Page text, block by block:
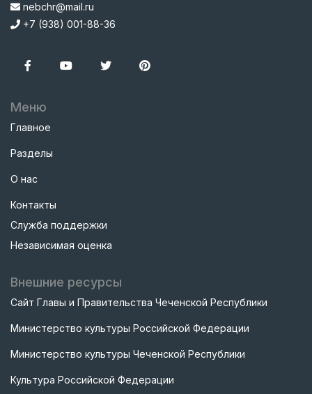
nebchr@mail.ru
+7 (938) 001-88-36
Меню
Главное
Разделы
О нас
Контакты
Служба поддержки
Независимая оценка
Внешние ресурсы
Сайт Главы и Правительства Чеченской Республики
Министерство культуры Российской Федерации
Министерство культуры Чеченской Республики
Культура Российской Федерации